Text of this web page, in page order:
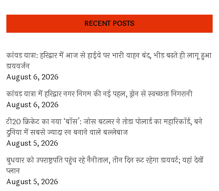
RECENT POSTS
कांवड़ यात्रा: हरिद्वार में आज से हाईवे पर भारी वाहन बंद, भीड़ बढ़ते ही लागू हुआ
डायवर्जन
August 6, 2026
कांवड़ यात्रा में हरिद्वार नगर निगम की नई पहल, ड्रोन से स्वच्छता निगरानी
August 6, 2026
टी20 क्रिकेट का नया ‘बॉस’: जोस बटलर ने तोड़ा पोलार्ड का महारिकॉर्ड, बने
दुनिया में सबसे ज्यादा रन बनाने वाले बल्लेबाज
August 5, 2026
बुधवार को उपराष्ट्रपति पहुंच रहे नैनीताल, तीन दिन रूट रहेगा डायवर्ट; यहां देखें
प्‍लान
August 5, 2026